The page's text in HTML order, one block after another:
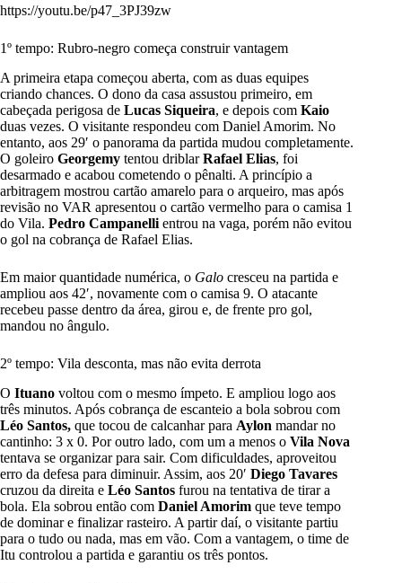
https://youtu.be/p47_3PJ39zw
1º tempo: Rubro-negro começa construir vantagem
A primeira etapa começou aberta, com as duas equipes
criando chances. O dono da casa assustou primeiro, em
cabeçada perigosa de Lucas Siqueira, e depois com Kaio
duas vezes. O visitante respondeu com Daniel Amorim. No
entanto, aos 29′ o panorama da partida mudou completamente.
O goleiro Georgemy tentou driblarRafael Elias, foi
desarmado e acabou cometendo o pênalti. A princípio a
arbitragem mostrou cartão amarelo para o arqueiro, mas após
revisão no VAR apresentou o cartão vermelho para o camisa 1
do Vila. Pedro Campanelli entrou na vaga, porém não evitou
o gol na cobrança de Rafael Elias.
Em maior quantidade numérica, o Galo cresceu na partida e
ampliou aos 42′, novamente com o camisa 9. O atacante
recebeu passe dentro da área, girou e, de frente pro gol,
mandou no ângulo.
2º tempo: Vila desconta, mas não evita derrota
O Ituano voltou com o mesmo ímpeto. E ampliou logo aos
três minutos. Após cobrança de escanteio a bola sobrou com
Léo Santos, que tocou de calcanhar para Aylon mandar no
cantinho: 3 x 0. Por outro lado, com um a menos o Vila Nova
tentava se organizar para sair. Com dificuldades, aproveitou
erro da defesa para diminuir. Assim, aos 20′ Diego Tavares
cruzou da direita e Léo Santos furou na tentativa de tirar a
bola. Ela sobrou então com Daniel Amorim que teve tempo
de dominar e finalizar rasteiro. A partir daí, o visitante partiu
para o tudo ou nada, mas em vão. Com a vantagem, o time de
Itu controlou a partida e garantiu os três pontos.